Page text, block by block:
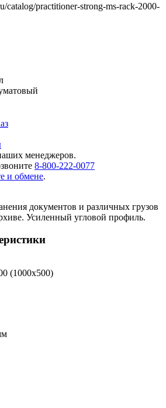
catalog/practitioner-strong-ms-rack-2000-
менеджеров.
8-800-222-0077
и обмене.
документов и различных грузов
Усиленный угловой профиль.
(1000х500)